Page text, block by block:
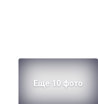
36100 руб.
Еще 10 фото